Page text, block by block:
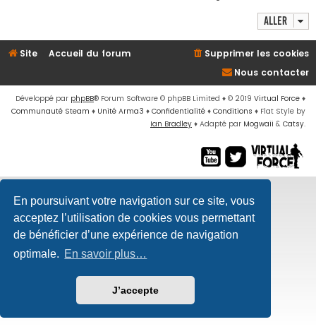
En poursuivant votre navigation sur ce site, vous
acceptez l’utilisation de cookies vous permettant
de bénéficier d’une expérience de navigation
optimale. En savoir plus…
J’accepte
Aller
Site Accueil du forum
Supprimer les cookies
Nous contacter
Développé par phpBB® Forum Software © phpBB Limited ♦ © 2019 Virtual Force ♦
Communauté Steam ♦ Unité Arma3 ♦ Confidentialité ♦ Conditions ♦ Flat Style by
Ian Bradley ♦ Adapté par Mogwaii & Catsy.